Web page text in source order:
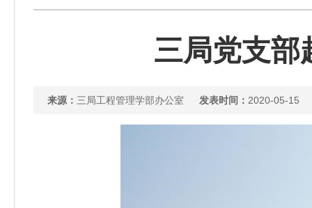
三局党支部
来源： 三局工程管理学部办公室 发表时间： 2020-05-15